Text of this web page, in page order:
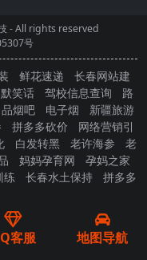
- All rights reserved
号
鲜花速递
长春网站建
笑话 驾校信息查询
路
品烟吧 电子烟
新疆旅游
拼多多砍价
网络营销引
白发转黑 老许海参
老
妈妈孕育网
孕妈之家
练 长春水土保持
拼多多
客服 地图导航